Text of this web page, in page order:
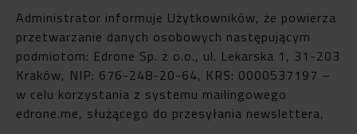
Administrator informuje Użytkowników, że powierza
przetwarzanie danych osobowych następującym
podmiotom: Edrone Sp. z o.o., ul. Lekarska 1, 31-203
Kraków, NIP: 676-248-20-64, KRS: 0000537197 –
w celu korzystania z systemu mailingowego
edrone.me, służącego do przesyłania newslettera,